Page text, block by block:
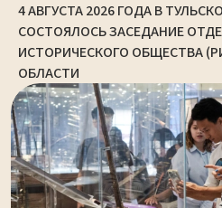
4 АВГУСТА 2026 ГОДА В
СОСТОЯЛОСЬ ЗАСЕДАНИЕ
ИСТОРИЧЕСКОГО ОБЩЕСТВА
ОБЛАСТИ